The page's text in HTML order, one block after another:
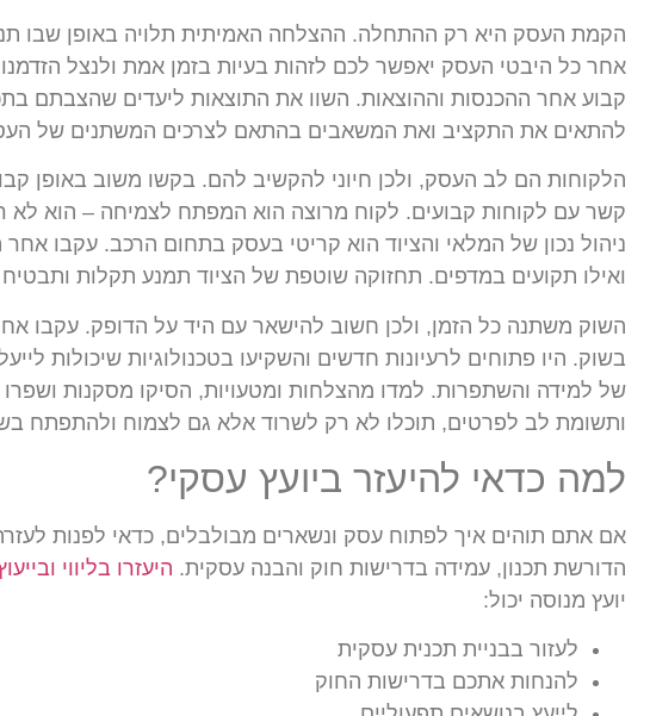
הקמת העסק היא רק ההתחלה. ההצלחה האמיתית תלויה באופן שבו
אחר כל היבטי העסק יאפשר לכם לזהות בעיות בזמן אמת ולנצל
קבוע אחר ההכנסות וההוצאות. השוו את התוצאות ליעדים שהצבתם
להתאים את התקציב ואת המשאבים בהתאם לצרכים המשתנים של
הלקוחות הם לב העסק, ולכן חיוני להקשיב להם. בקשו משוב באופן
קשר עם לקוחות קבועים. לקוח מרוצה הוא המפתח לצמיחה – הוא לא
ניהול נכון של המלאי והציוד הוא קריטי בעסק בתחום הרכב. עקבו
ואילו תקועים במדפים. תחזוקה שוטפת של הציוד תמנע תקלות ותבטיח
השוק משתנה כל הזמן, ולכן חשוב להישאר עם היד על הדופק. עקבו
בשוק. היו פתוחים לרעיונות חדשים והשקיעו בטכנולוגיות שיכולות
של למידה והשתפרות. למדו מהצלחות ומטעויות, הסיקו מסקנות
ותשומת לב לפרטים, תוכלו לא רק לשרוד אלא גם לצמוח ולהתפתח
למה כדאי להיעזר ביועץ עסקי?
אם אתם תוהים איך לפתוח עסק ונשארים מבולבלים, כדאי לפנות
הדורשת תכנון, עמידה בדרישות חוק והבנה עסקית. היעזרו בליווי
יועץ מנוסה יכול:
לעזור בבניית תכנית עסקית
להנחות אתכם בדרישות החוק